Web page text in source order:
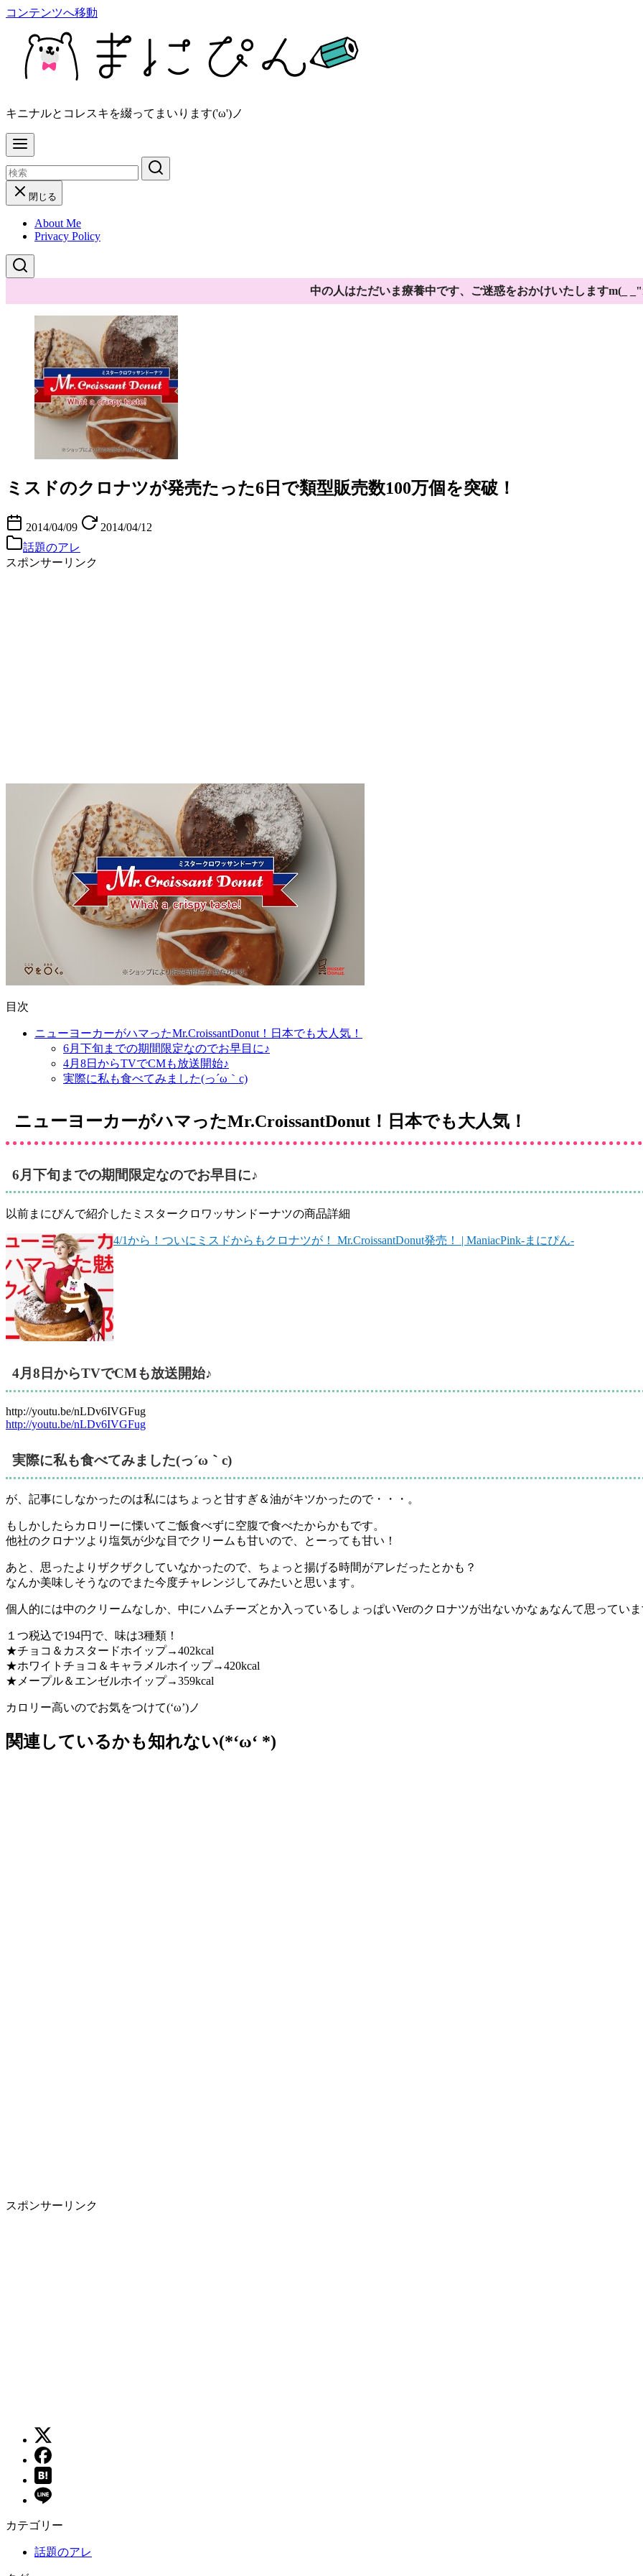
コンテンツへ移動
キニナルとコレスキを綴ってまいります('ω')ノ
閉じる
About Me
Privacy Policy
中の人はただいま療養中です、ご迷惑をおかけいたしますm(_
ミスドのクロナツが発売たった6日で類型販売数100万個を突破！
2014/04/09
2014/04/12
話題のアレ
スポンサーリンク
目次
ニューヨーカーがハマったMr.CroissantDonut！日本でも大人気！
6月下旬までの期間限定なのでお早目に♪
4月8日からTVでCMも放送開始♪
実際に私も食べてみました(っ´ω｀c)
ニューヨーカーがハマったMr.CroissantDonut！日本でも大人気！
6月下旬までの期間限定なのでお早目に♪
以前まにぴんで紹介したミスタークロワッサンドーナツの商品詳細
4/1から！ついにミスドからもクロナツが！ Mr.CroissantDonut発売！ | ManiacPink-まにぴん-
4月8日からTVでCMも放送開始♪
http://youtu.be/nLDv6IVGFug
http://youtu.be/nLDv6IVGFug
実際に私も食べてみました(っ´ω｀c)
が、記事にしなかったのは私にはちょっと甘すぎ＆油がキツかったので・・・。
もしかしたらカロリーに慄いてご飯食べずに空腹で食べたからかもです。
他社のクロナツより塩気が少な目でクリームも甘いので、とーっても甘い！
あと、思ったよりザクザクしていなかったので、ちょっと揚げる時間がアレだったとかも？
なんか美味しそうなのでまた今度チャレンジしてみたいと思います。
個人的には中のクリームなしか、中にハムチーズとか入っているしょっぱいVerのクロナツが出ないかなぁなんて思ってい
１つ税込で194円で、味は3種類！
★チョコ＆カスタードホイップ→402kcal
★ホワイトチョコ＆キャラメルホイップ→420kcal
★メープル＆エンゼルホイップ→359kcal
カロリー高いのでお気をつけて(‘ω’)ノ
関連しているかも知れない(*‘ω‘ *)
スポンサーリンク
カテゴリー
話題のアレ